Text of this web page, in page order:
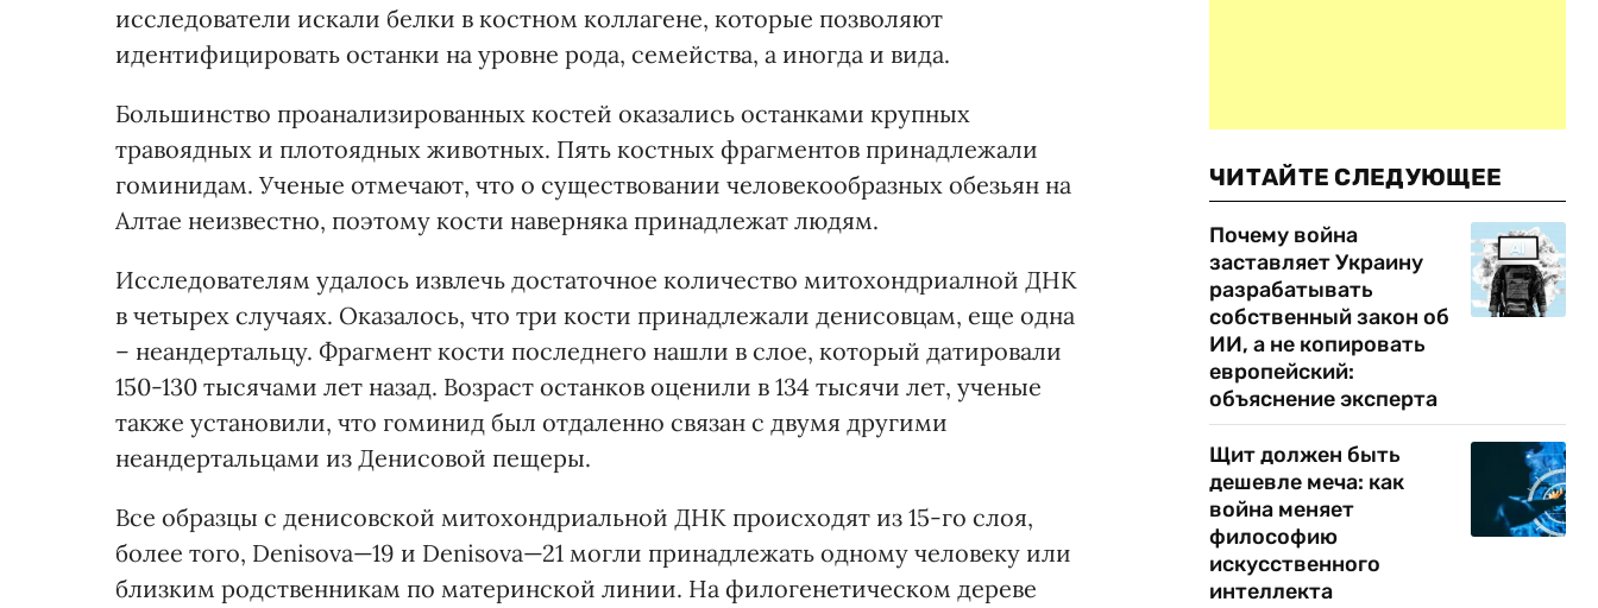
исследователи искали белки в костном коллагене, которые позволяют
идентифицировать останки на уровне рода, семейства, а иногда и вида.
Большинство проанализированных костей оказались останками крупных
травоядных и плотоядных животных. Пять костных фрагментов принадлежали
гоминидам. Ученые отмечают, что о существовании человекообразных обезьян на
Алтае неизвестно, поэтому кости наверняка принадлежат людям.
Исследователям удалось извлечь достаточное количество митохондриалной ДНК
в четырех случаях. Оказалось, что три кости принадлежали денисовцам, еще одна
– неандертальцу. Фрагмент кости последнего нашли в слое, который датировали
150-130 тысячами лет назад. Возраст останков оценили в 134 тысячи лет, ученые
также установили, что гоминид был отдаленно связан с двумя другими
неандертальцами из Денисовой пещеры.
Все образцы с денисовской митохондриальной ДНК происходят из 15-го слоя,
более того, Denisova—19 и Denisova—21 могли принадлежать одному человеку или
близким родственникам по материнской линии. На филогенетическом дереве
ЧИТАЙТЕ СЛЕДУЮЩЕЕ
Почему война
заставляет Украину
разрабатывать
собственный закон об
ИИ, а не копировать
европейский:
объяснение эксперта
Щит должен быть
дешевле меча: как
война меняет
философию
искусственного
интеллекта